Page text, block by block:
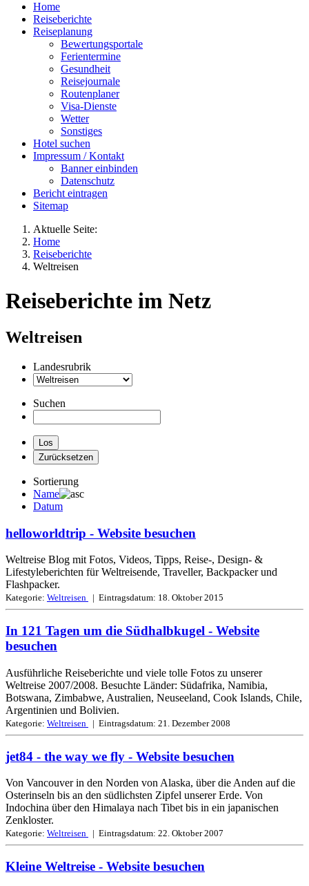
Home
Reiseberichte
Reiseplanung
Bewertungsportale
Ferientermine
Gesundheit
Reisejournale
Routenplaner
Visa-Dienste
Wetter
Sonstiges
Hotel suchen
Impressum / Kontakt
Banner einbinden
Datenschutz
Bericht eintragen
Sitemap
Aktuelle Seite:
Home
Reiseberichte
Weltreisen
Reiseberichte im Netz
Weltreisen
Landesrubrik
Suchen
Sortierung
Name
Datum
helloworldtrip - Website besuchen
Weltreise Blog mit Fotos, Videos, Tipps, Reise-, Design- &
Lifestyleberichten für Weltreisende, Traveller, Backpacker und
Flashpacker.
Kategorie: Weltreisen | Eintragsdatum: 18. Oktober 2015
In 121 Tagen um die Südhalbkugel - Website
besuchen
Ausführliche Reiseberichte und viele tolle Fotos zu unserer
Weltreise 2007/2008. Besuchte Länder: Südafrika, Namibia,
Botswana, Zimbabwe, Australien, Neuseeland, Cook Islands, Chile,
Argentinien und Bolivien.
Kategorie: Weltreisen | Eintragsdatum: 21. Dezember 2008
jet84 - the way we fly - Website besuchen
Von Vancouver in den Norden von Alaska, über die Anden auf die
Osterinseln bis an den südlichsten Zipfel unserer Erde. Von
Indochina über den Himalaya nach Tibet bis in ein japanischen
Zenkloster.
Kategorie: Weltreisen | Eintragsdatum: 22. Oktober 2007
Kleine Weltreise - Website besuchen